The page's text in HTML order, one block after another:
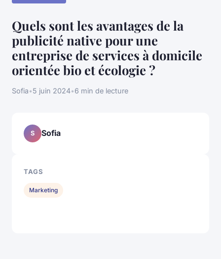
Quels sont les avantages de la
publicité native pour une
entreprise de services à domicile
orientée bio et écologie ?
Sofia•5 juin 2024•6 min de lecture
S Sofia
TAGS
Marketing